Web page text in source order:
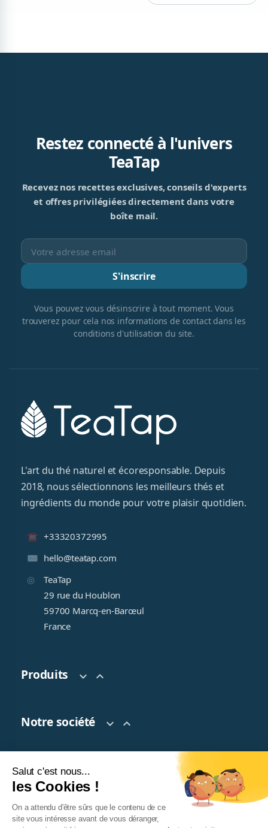
Restez connecté à l'univers
TeaTap
Recevez nos recettes exclusives, conseils d'experts
et offres privilégiées directement dans votre
boîte mail.
S'inscrire
Vous pouvez vous désinscrire à tout moment. Vous
trouverez pour cela nos informations de contact dans les
conditions d'utilisation du site.
L'art du thé naturel et écoresponsable. Depuis
2018, nous sélectionnons les meilleurs thés et
ingrédients du monde pour votre plaisir quotidien.
+33320372995
hello@teatap.com
TeaTap
29 rue du Houblon
59700 Marcq-en-Barœul
France
Produits  
Notre société  
Votre compte
Salut c'est nous...
les Cookies !
On a attendu d'être sûrs que le contenu de ce
site vous intéresse avant de vous déranger,